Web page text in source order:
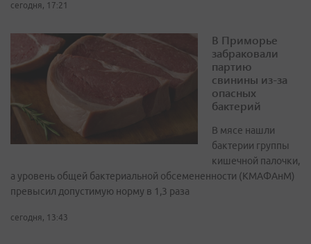
сегодня, 17:21
В Приморье
забраковали
партию
свинины из-за
опасных
бактерий
В мясе нашли
бактерии группы
кишечной палочки,
а уровень общей бактериальной обсемененности (КМАФАнМ)
превысил допустимую норму в 1,3 раза
сегодня, 13:43